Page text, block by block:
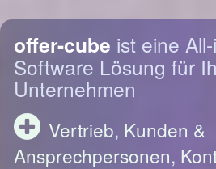
offer-cube ist eine
Software Lösung für
Unternehmen
Vertrieb, Kunden &
Ansprechpersonen,